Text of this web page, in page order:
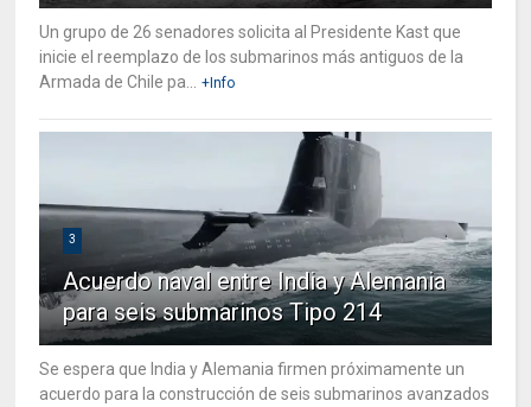
Un grupo de 26 senadores solicita al Presidente Kast que
inicie el reemplazo de los submarinos más antiguos de la
Armada de Chile pa...
+Info
3
Acuerdo naval entre India y Alemania
para seis submarinos Tipo 214
Se espera que India y Alemania firmen próximamente un
acuerdo para la construcción de seis submarinos avanzados